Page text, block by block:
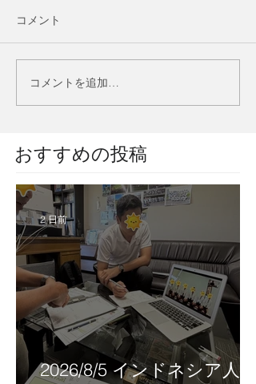
コメント
コメントを追加…
​おすすめの投稿
2026/8/5 インドネシア人技
2 日前